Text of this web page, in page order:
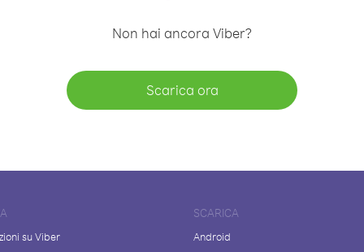
Non hai ancora Viber?
Scarica ora
su Viber
SCARICA
Android